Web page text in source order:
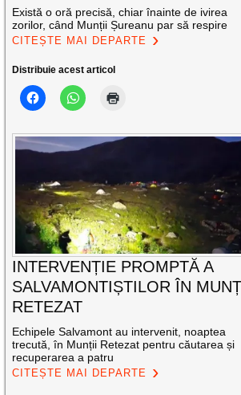
Există o oră precisă, chiar înainte de ivirea
zorilor, când Munții Șureanu par să respire
CITEȘTE MAI DEPARTE
Distribuie acest articol
INTERVENȚIE PROMPTĂ A
SALVAMONTIȘTILOR ÎN
RETEZAT
Echipele Salvamont au intervenit, noaptea
trecută, în Munții Retezat pentru căutarea și
recuperarea a patru
CITEȘTE MAI DEPARTE